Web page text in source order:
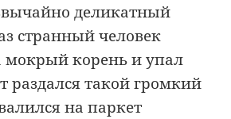
деликатный
странный человек
мокрый корень и упал
раздался такой громкий
на паркет